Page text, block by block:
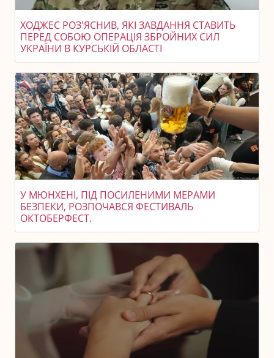
ХОДЖЕС РОЗ'ЯСНИВ, ЯКІ ЗАВДАННЯ СТАВИТЬ
ПЕРЕД СОБОЮ ОПЕРАЦІЯ ЗБРОЙНИХ СИЛ
УКРАЇНИ В КУРСЬКІЙ ОБЛАСТІ
У МЮНХЕНІ, ПІД ПОСИЛЕНИМИ МЕРАМИ
БЕЗПЕКИ, РОЗПОЧАВСЯ ФЕСТИВАЛЬ
ОКТОБЕРФЕСТ.